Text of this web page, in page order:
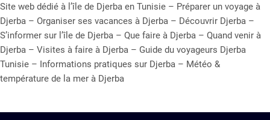
Site web dédié à l’île de Djerba en Tunisie – Préparer un voyage à
Djerba – Organiser ses vacances à Djerba – Découvrir Djerba –
S’informer sur l’île de Djerba – Que faire à Djerba – Quand venir à
Djerba – Visites à faire à Djerba – Guide du voyageurs Djerba
Tunisie – Informations pratiques sur Djerba – Météo &
température de la mer à Djerba